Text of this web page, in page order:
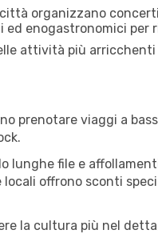
organizzano
enogastronomici per
attività più arricchenti
prenotare viaggi a
lunghe file e
offrono sconti
la cultura più nel